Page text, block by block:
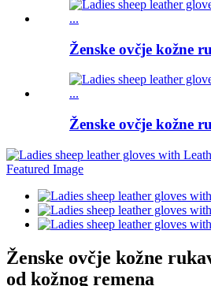
Ženske ovčje kožne
Ženske ovčje kožne
Ženske ovčje kožne
od kožnog remena